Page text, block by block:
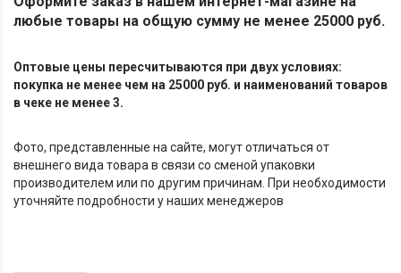
любые товары на общую сумму не менее 25000 руб.
Оптовые цены пересчитываются при двух условиях:
покупка не менее чем на 25000 руб. и наименований товаров
в чеке не менее 3.
Фото, представленные на сайте, могут отличаться от
внешнего вида товара в связи со сменой упаковки
производителем или по другим причинам. При необходимости
уточняйте подробности у наших менеджеров